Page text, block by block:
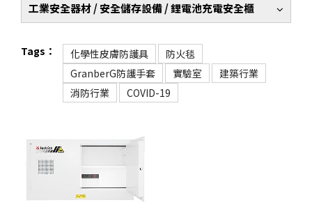
工業安全器材 / 安全儲存設備 / 鋰電池充電安全櫃
Tags： 化學性皮膚防護具
防火毯
GranberG防護手套
實驗室
建築行業
消防行業
COVID-19